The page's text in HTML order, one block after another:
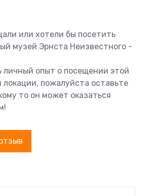
или хотели бы посетить
музей Эрнста Неизвестного -
личный опыт о посещении этой
локации, пожалуйста оставьте
то он может оказаться